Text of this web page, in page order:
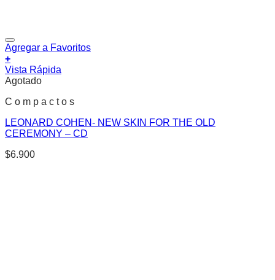
Agregar a Favoritos
+
Vista Rápida
Agotado
C o m p a c t o s
LEONARD COHEN- NEW SKIN FOR THE OLD
CEREMONY – CD
$6.900